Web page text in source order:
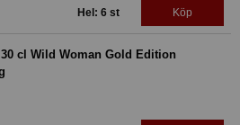
Hel: 6 st Köp
cl Wild Woman Gold Edition